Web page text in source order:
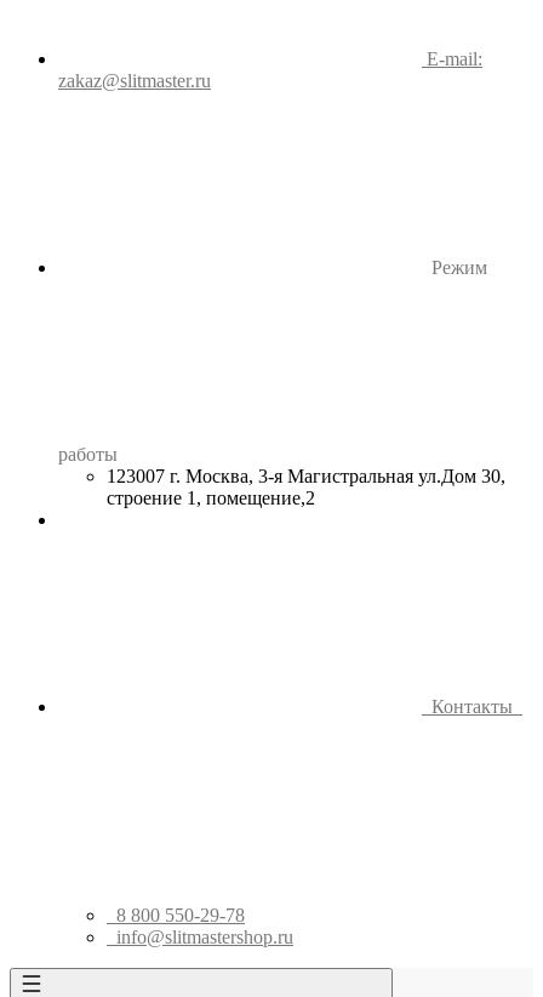
E-mail:
zakaz@slitmaster.ru
Режим
работы
123007 г. Москва, 3-я Магистральная ул.Дом 30,
строение 1, помещение,2
Контакты
8 800 550-29-78
info@slitmastershop.ru